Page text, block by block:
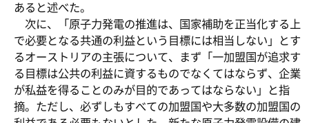
あると述べた。
次に、「原子力発電の推進は、国家補助を正当化する上
で必要となる共通の利益という目標には相当しない」とす
るオーストリアの主張について、まず「一加盟国が追求す
る目標は公共の利益に資するものでなくてはならず、企業
が私益を得ることのみが目的であってはならない」と指
摘。ただし、必ずしもすべての加盟国や大多数の加盟国の